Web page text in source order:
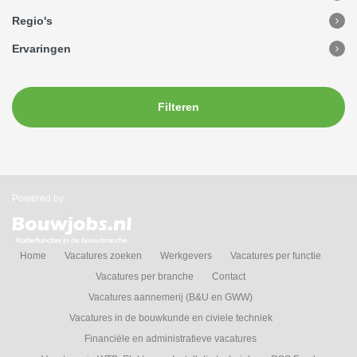
Regio's
Ervaringen
Filteren
Powered by:
Home Vacatures zoeken Werkgevers
Vacatures per functie
Vacatures per branche
Contact
Vacatures aannemerij (B&U en GWW)
Vacatures in de bouwkunde en civiele techniek
Financiële en administratieve vacatures